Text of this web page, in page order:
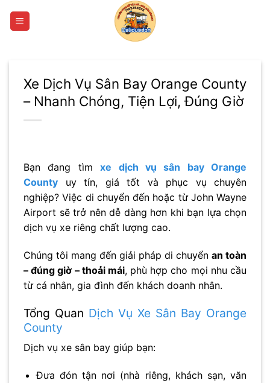
qua
Xe Dịch Vụ Sân Bay Orange County
– Nhanh Chóng, Tiện Lợi, Đúng Giờ
Bạn đang tìmxe dịch vụ sân bay Orange
County uy tín, giá tốt và phục vụ chuyên
nghiệp? Việc di chuyển đến hoặc từ John Wayne
Airport sẽ trở nên dễ dàng hơn khi bạn lựa chọn
dịch vụ xe riêng chất lượng cao.
Chúng tôi mang đến giải pháp di chuyển an toàn
– đúng giờ – thoải mái, phù hợp cho mọi nhu cầu
từ cá nhân, gia đình đến khách doanh nhân.
Tổng Quan Dịch Vụ Xe Sân Bay Orange
County
Dịch vụ xe sân bay giúp bạn:
Đưa đón tận nơi (nhà riêng, khách sạn, văn